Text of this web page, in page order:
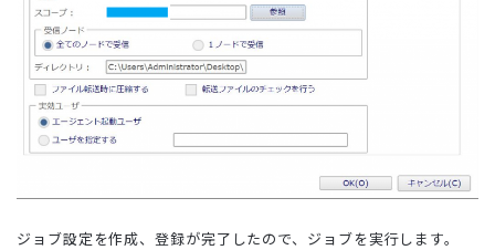
ジョブ設定を作成、登録が完了したので、ジョブを実行します。